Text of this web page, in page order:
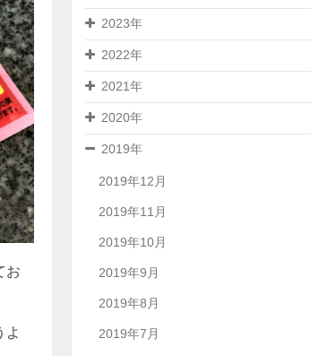
お
よ
2023年
2022年
2021年
2020年
2019年
2019年12月
2019年11月
2019年10月
2019年9月
2019年8月
2019年7月